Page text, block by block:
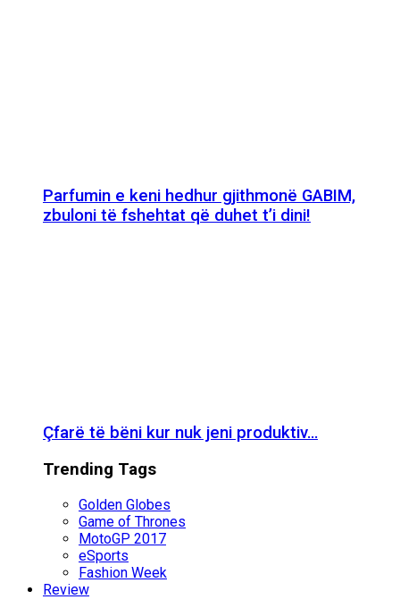
Parfumin e keni hedhur gjithmonë GABIM,
zbuloni të fshehtat që duhet t’i dini!
Çfarë të bëni kur nuk jeni produktiv…
Trending Tags
Golden Globes
Game of Thrones
MotoGP 2017
eSports
Fashion Week
Review